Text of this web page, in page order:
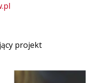
projekt